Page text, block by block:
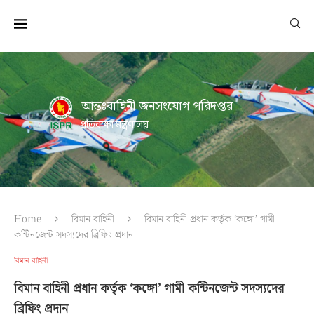
আন্তঃবাহিনী জনসংযোগ পরিদপ্তর
প্রতিরক্ষা মন্ত্রণালয়
Home বিমান বাহিনী
বিমান বাহিনী প্রধান কর্তৃক ‘কঙ্গো’ গামী
কন্টিনজেন্ট সদস্যদের ব্রিফিং প্রদান
বিমান বাহিনী
বিমান বাহিনী প্রধান কর্তৃক ‘কঙ্গো’ গামী কন্টিনজেন্ট সদস্যদের
ব্রিফিং প্রদান